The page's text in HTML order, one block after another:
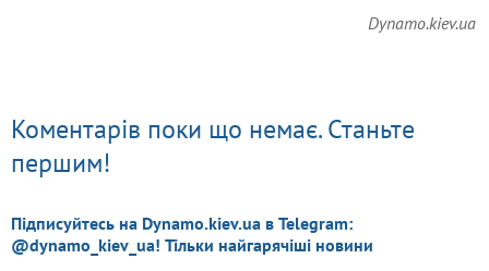
Dynamo.kiev.ua
Коментарів поки що немає. Станьте
першим!
Підписуйтесь на Dynamo.kiev.ua в Telegram:
@dynamo_kiev_ua! Тільки найгарячіші новини